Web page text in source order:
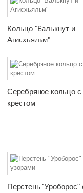
Кольцо "Валькнут и
Агисхьяльм"
Серебряное кольцо с
крестом
Перстень "Уроборос"